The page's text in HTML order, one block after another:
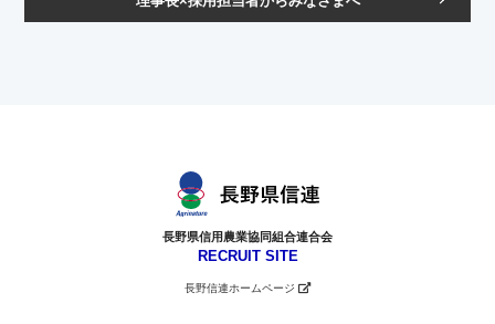
長野県信用農業協同組合連合会
RECRUIT SITE
長野信連ホームページ